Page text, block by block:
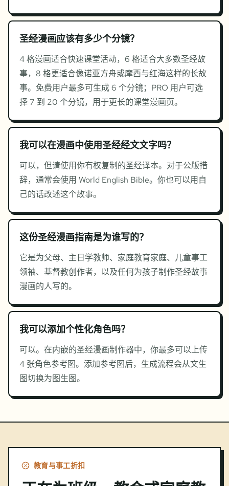
圣经漫画应该有多少个分镜？
4 格漫画适合快速课堂活动，6 格适合大多数圣经故
事，8 格更适合像诺亚方舟或摩西与红海这样的长故
事。免费用户最多可生成 6 个分镜；PRO 用户可选
择 7 到 20 个分镜，用于更长的课堂漫画页。
我可以在漫画中使用圣经经文文字吗？
可以，但请使用你有权复制的圣经译本。对于公版措
辞，通常会使用 World English Bible。你也可以用自
己的话改述这个故事。
这份圣经漫画指南是为谁写的？
它是为父母、主日学教师、家庭教育家庭、儿童事工
领袖、基督教创作者，以及任何为孩子制作圣经故事
漫画的人写的。
我可以添加个性化角色吗？
可以。在内嵌的圣经漫画制作器中，你最多可以上传
4 张角色参考图。添加参考图后，生成流程会从文生
图切换为图生图。
教育与事工折扣